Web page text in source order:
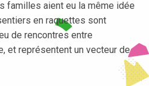
familles aient eu la même idée
en raquettes sont
de rencontres entre
et représentent un vecteur de